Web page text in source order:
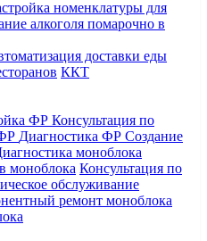
номенклатуры для
алкоголя помарочно в
доставки еды
ККТ
ФР Консультация по
Диагностика ФР Создание
моноблока
моноблока Консультация по
обслуживание
ремонт моноблока